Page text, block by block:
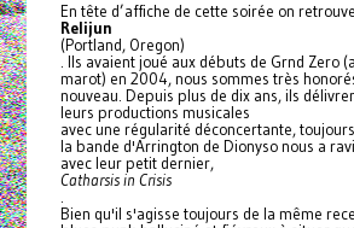
En tête d’affiche de cette soirée on retrouve
Relijun
(Portland, Oregon)
. Ils avaient joué aux débuts de Grnd Zero
marot) en 2004, nous sommes très
nouveau. Depuis plus de dix ans, ils
leurs productions musicales
avec une régularité déconcertante,
la bande d'Arrington de Dionyso nous a
avec leur petit dernier,
Catharsis in Crisis
.
Bien qu'il s'agisse toujours de la même